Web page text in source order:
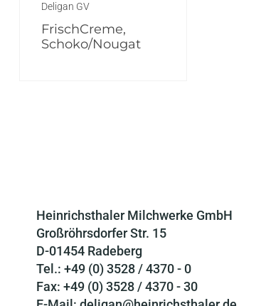
Deligan GV
FrischCreme,
Schoko/Nougat
Heinrichsthaler Milchwerke GmbH
Großröhrsdorfer Str. 15
D-01454 Radeberg
Tel.: +49 (0) 3528 / 4370 - 0
Fax: +49 (0) 3528 / 4370 - 30